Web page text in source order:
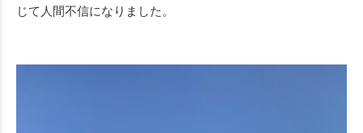
じて人間不信になりました。